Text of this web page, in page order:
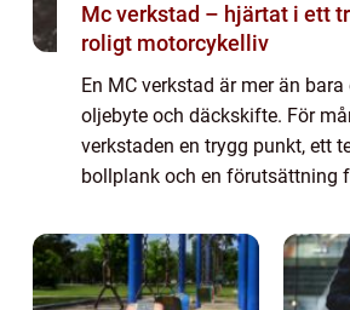
Mc verkstad – hjärtat i ett
roligt motorcykelliv
En MC verkstad är mer än
oljebyte och däckskifte. För
verkstaden en trygg punkt, ett
bollplank och en förutsättning